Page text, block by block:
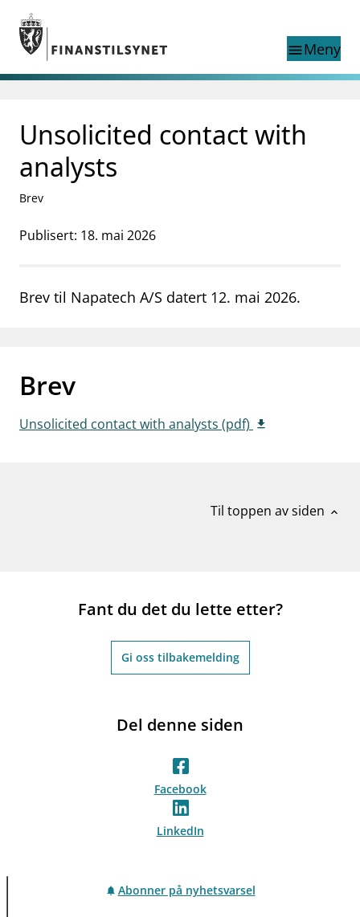
Gå til hovedinnhold
Gå til søkesiden
menuMeny
nettstedet
language
exist in English
Aktuelt
Finanstilsynets registre
work_outlineJobb hos oss
dashboardInformasjon for investorer
Unsolicited contact with
analysts
Brev
Publisert: 18. mai 2026
Brev til Napatech A/S datert 12. mai 2026.
Brev
Unsolicited contact with analysts (pdf)
Til toppen av siden expand_less
Fant du det du lette etter?
Gi oss tilbakemelding
Del denne siden
Facebook
LinkedIn
Abonner på nyhetsvarsel